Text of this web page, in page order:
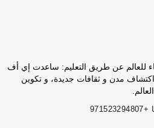
للعالم عن طريق التعليم: ساعدت إي أف
اكتشاف مدن و ثقافات جديدة، و تكوين
+971523294807